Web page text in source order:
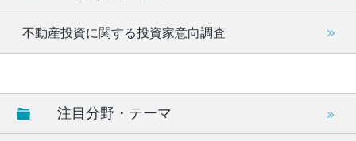
不動産投資に関する投資家意向調査
注目分野・テーマ